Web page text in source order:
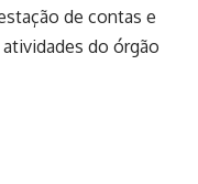
de contas e
do órgão